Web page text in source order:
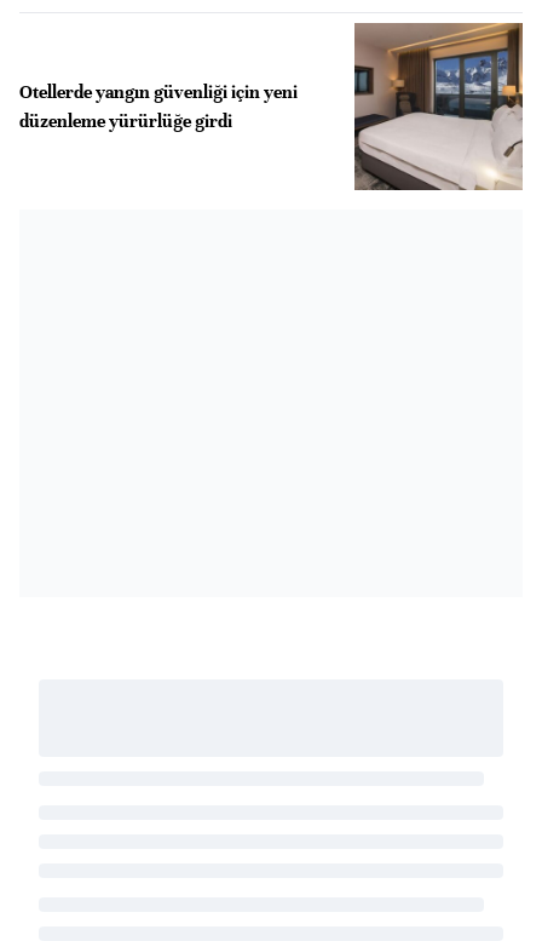
Otellerde yangın güvenliği için yeni
düzenleme yürürlüğe girdi